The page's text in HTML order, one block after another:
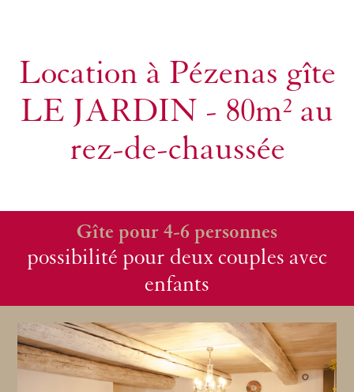
Location à Pézenas gîte
LE JARDIN - 80m² au
rez-de-chaussée
Gîte pour 4-6 personnes
possibilité pour deux couples avec
enfants